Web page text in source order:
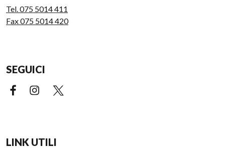
Tel. 075 5014 411
Fax 075 5014 420
SEGUICI
Facebook (link esterno)
Instagram (link esterno)
LINK UTILI